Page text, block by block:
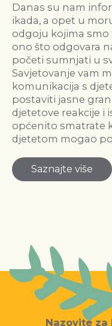
Danas su nam
ikada, a opet u
odgoju kojima
ono što odgovara
početi sumnjati u
Savjetovanje vam
komunikacija s
postaviti jasne
djetetove reakcije i
općenito smatrate
djetetom mogao
Saznajte više
Nazovite za